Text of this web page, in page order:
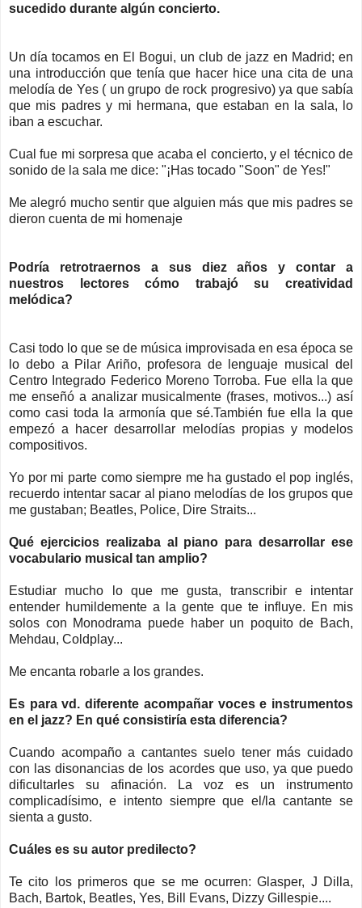
sucedido durante algún concierto.
Un día tocamos en El Bogui, un club de jazz en Madrid; en
una introducción que tenía que hacer hice una cita de una
melodía de Yes ( un grupo de rock progresivo) ya que sabía
que mis padres y mi hermana, que estaban en la sala, lo
iban a escuchar.
Cual fue mi sorpresa que acaba el concierto, y el técnico de
sonido de la sala me dice: "¡Has tocado "Soon" de Yes!"
Me alegró mucho sentir que alguien más que mis padres se
dieron cuenta de mi homenaje
Podría retrotraernos a sus diez años y contar a
nuestros lectores cómo trabajó su creatividad
melódica?
Casi todo lo que se de música improvisada en esa época se
lo debo a Pilar Ariño, profesora de lenguaje musical del
Centro Integrado Federico Moreno Torroba. Fue ella la que
me enseñó a analizar musicalmente (frases, motivos...) así
como casi toda la armonía que sé.También fue ella la que
empezó a hacer desarrollar melodías propias y modelos
compositivos.
Yo por mi parte como siempre me ha gustado el pop inglés,
recuerdo intentar sacar al piano melodías de los grupos que
me gustaban; Beatles, Police, Dire Straits...
Qué ejercicios realizaba al piano para desarrollar ese
vocabulario musical tan amplio?
Estudiar mucho lo que me gusta, transcribir e intentar
entender humildemente a la gente que te influye. En mis
solos con Monodrama puede haber un poquito de Bach,
Mehdau, Coldplay...
Me encanta robarle a los grandes.
Es para vd. diferente acompañar voces e instrumentos
en el jazz? En qué consistiría esta diferencia?
Cuando acompaño a cantantes suelo tener más cuidado
con las disonancias de los acordes que uso, ya que puedo
dificultarles su afinación. La voz es un instrumento
complicadísimo, e intento siempre que el/la cantante se
sienta a gusto.
Cuáles es su autor predilecto?
Te cito los primeros que se me ocurren: Glasper, J Dilla,
Bach, Bartok, Beatles, Yes, Bill Evans, Dizzy Gillespie....